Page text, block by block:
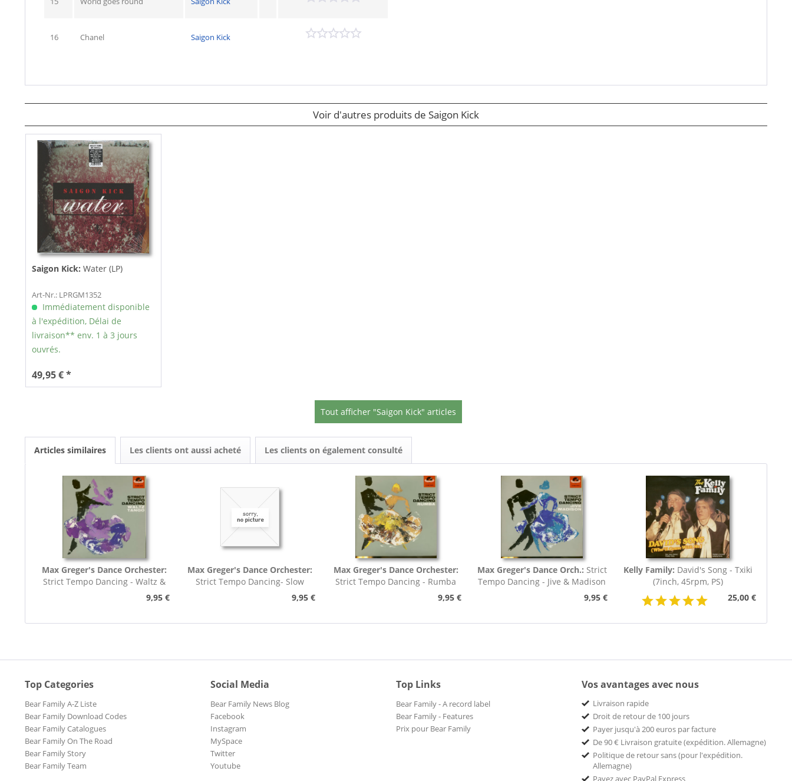
16 Chanel Saigon Kick
Voir d'autres produits de Saigon Kick
Saigon Kick: Water (LP)
Art-Nr.: LPRGM1352
Immédiatement disponible
à l'expédition, Délai de
livraison** env. 1 à 3 jours
ouvrés.
49,95 € *
Tout afficher "Saigon Kick" articles
Articles similaires Les clients ont aussi acheté Les clients on également consulté
Max Greger's Dance Orchester:
Strict Tempo Dancing - Waltz &
9,95 €
Max Greger's Dance Orchester:
Strict Tempo Dancing- Slow
9,95 €
Max Greger's Dance Orchester:
Strict Tempo Dancing - Rumba
9,95 €
Max Greger's Dance Orch.: Strict
Tempo Dancing - Jive & Madison
9,95 €
Kelly Family: David's Song - Txiki
(7inch, 45rpm, PS)
25,00 €
Top Categories
Bear Family A-Z Liste
Bear Family Download Codes
Bear Family Catalogues
Bear Family On The Road
Bear Family Story
Bear Family Team
Social Media
Bear Family News Blog
Facebook
Instagram
MySpace
Twitter
Youtube
Top Links
Bear Family - A record label
Bear Family - Features
Prix pour Bear Family
Vos avantages avec nous
Livraison rapide
Droit de retour de 100 jours
Payer jusqu'à 200 euros par facture
De 90 € Livraison gratuite (expédition. Allemagne)
Politique de retour sans (pour l'expédition.
Allemagne)
Payez avec PayPal Express